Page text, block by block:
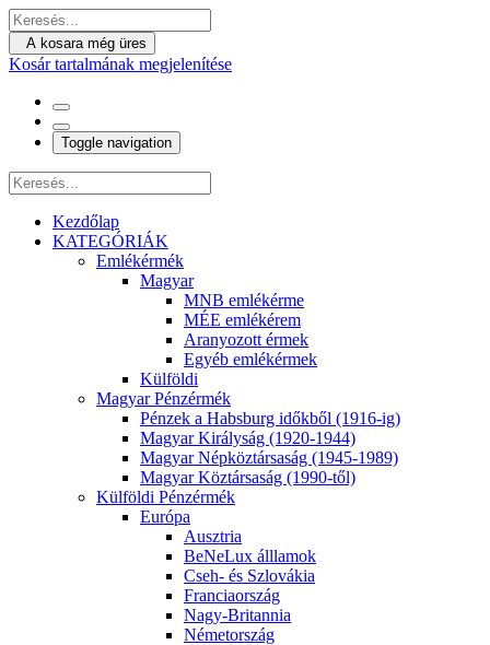
A kosara még üres
Kosár tartalmának megjelenítése
Toggle navigation
Kezdőlap
KATEGÓRIÁK
Emlékérmék
Magyar
MNB emlékérme
MÉE emlékérem
Aranyozott érmek
Egyéb emlékérmek
Külföldi
Magyar Pénzérmék
Pénzek a Habsburg időkből (1916-ig)
Magyar Királyság (1920-1944)
Magyar Népköztársaság (1945-1989)
Magyar Köztársaság (1990-től)
Külföldi Pénzérmék
Európa
Ausztria
BeNeLux álllamok
Cseh- és Szlovákia
Franciaország
Nagy-Britannia
Németország